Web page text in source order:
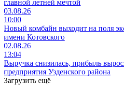
главной летней мечтой
03.08.26
10:00
Новый комбайн выходит на поля
имени Котовского
02.08.26
13:04
Выручка снизилась, прибыль
предприятия Узденского района
Загрузить ещё